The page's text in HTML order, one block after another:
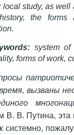
local study, as
the forms
system
forms of work,
вызваны
В. В. Путина, эта
системно,